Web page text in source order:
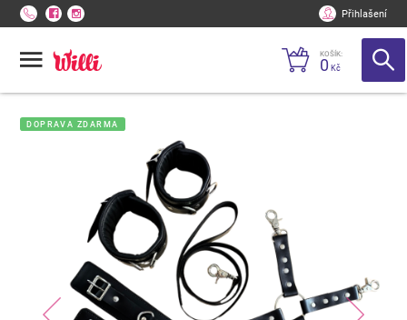
Přihlašení
KOŠÍK:
0 Kč
DOPRAVA ZDARMA